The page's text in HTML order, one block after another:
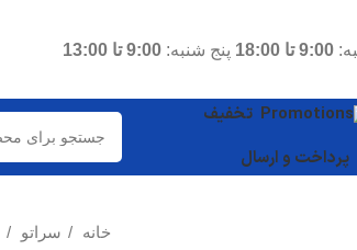
9:00 تا 18:00 پنج شنبه: 9:00 تا 13:00
تخفیف
پرداخت و ارسال
خانه سراتو